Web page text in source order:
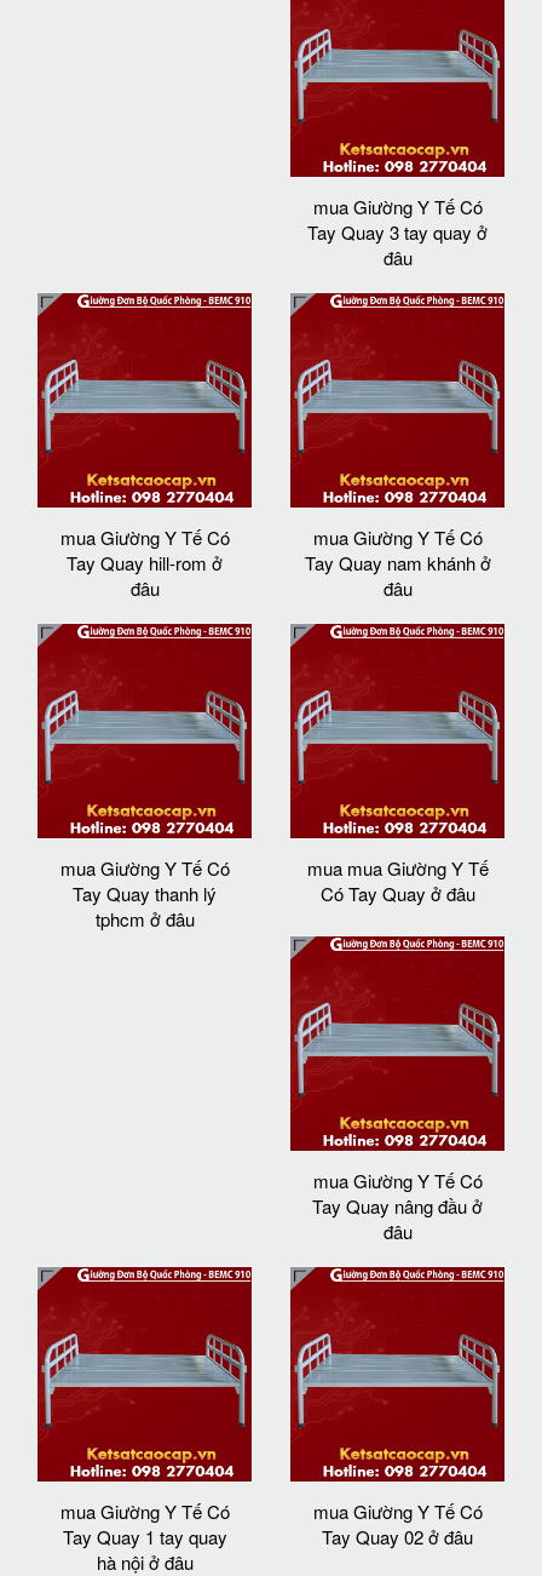
mua Giường Y Tế Có
Tay Quay 3 tay quay ở
đâu
mua Giường Y Tế Có
Tay Quay hill-rom ở
đâu
mua Giường Y Tế Có
Tay Quay nam khánh ở
đâu
mua Giường Y Tế Có
Tay Quay thanh lý
tphcm ở đâu
mua mua Giường Y Tế
Có Tay Quay ở đâu
mua Giường Y Tế Có
Tay Quay nâng đầu ở
đâu
mua Giường Y Tế Có
Tay Quay 1 tay quay
hà nội ở đâu
mua Giường Y Tế Có
Tay Quay 02 ở đâu